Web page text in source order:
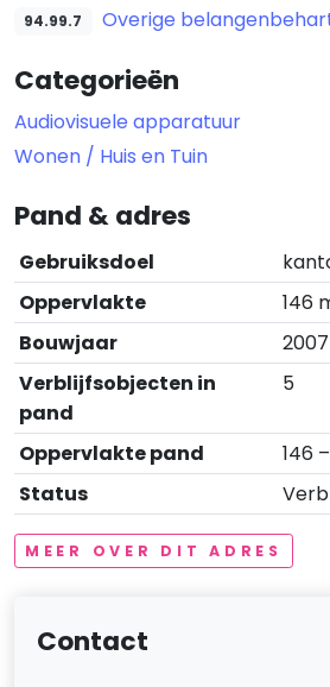
94.99.7 Overige
Categorieën
Audiovisuele apparatuur
Wonen / Huis en Tuin
Pand & adres
Gebruiksdoel
Oppervlakte
146
Bouwjaar
2007
Verblijfsobjecten in
pand
5
Oppervlakte pand
146
Status
MEER OVER DIT ADRES
Contact